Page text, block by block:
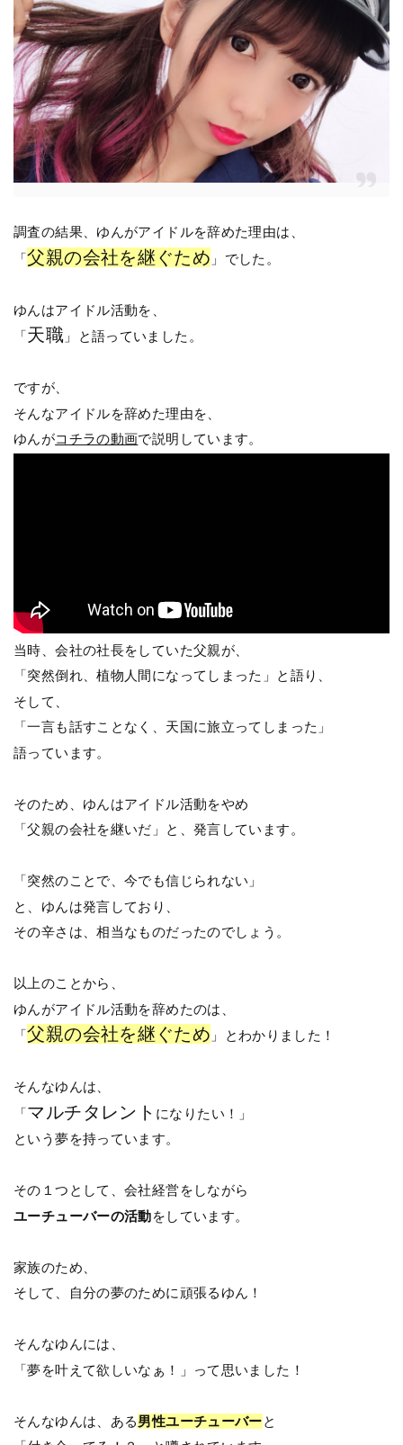
調査の結果、ゆんがアイドルを辞めた理由は、
「父親の会社を継ぐため 」でした。
ゆんはアイドル活動を、
「天職 」と語っていました。
ですが、
そんなアイドルを辞めた理由を、
ゆんがコチラの動画で説明しています。
当時、会社の社長をしていた父親が、
「突然倒れ、植物人間になってし まった」と語り、
そして、
「一言も話すことなく、天国に旅立ってしまった」
語っています。
そのため、ゆんはアイドル活動をやめ
「父親の会社を継いだ」と、発言しています。
「突然のことで、今でも信じられない」
と、ゆんは発言しており、
その辛さは、相当なものだったのでしょう。
以上のことから、
ゆんがアイドル活動を辞めたのは、
「父親の会社を継ぐため 」とわかりました！
そんなゆんは、
「マルチタレント になりたい！」
という夢を持っています。
その１つとして、会社経営をしながら
ユーチューバーの活動をしています。
家族のため、
そして、自分の夢のために頑張るゆん！
そんなゆんには、
「夢を叶えて欲しいなぁ！」って思いました！
そんなゆんは、ある男性ユーチューバーと